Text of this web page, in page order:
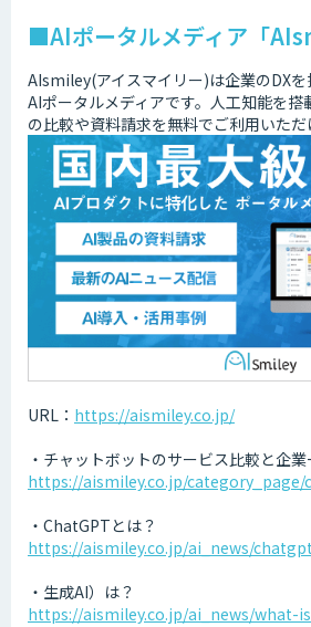
■AIポータルメディア「
AIsmiley(アイスマイリー)は企業のDX
AIポータルメディアです。人工知能を搭
の比較や資料請求を無料でご利用いただ
URL： https://aismiley.co.jp/
・チャットボットのサービス比較と企
https://aismiley.co.jp/
・ChatGPTとは？
https://aismiley.co.jp/ai_news/
・生成AI）は？
https://aismiley.co.jp/ai_news/what-